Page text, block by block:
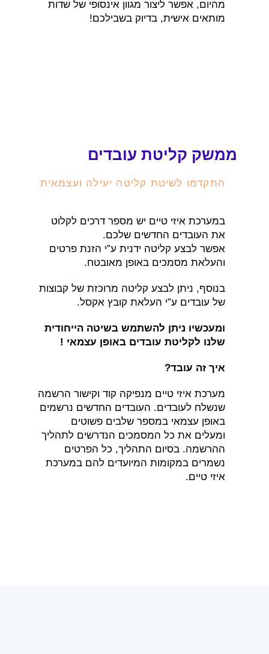
מהיום, אפשר ליצור מגוון אינסופי של שדות
מותאים אישית, בדיוק בשבילכם!
ממשק קליטת עובדים
התקדמו לשיטת קליטה יעילה ועצמאית
במערכת איזי טיים יש מספר דרכים לקלוט
את העובדים החדשים שלכם.
אפשר לבצע קליטה ידנית ע”י הזנת פרטים
והעלאת מסמכים באופן מאובטח.
בנוסף, ניתן לבצע קליטה מרוכזת של קבוצות
של עובדים ע”י העלאת קובץ אקסל.
ומעכשיו ניתן להשתמש בשיטה הייחודית
שלנו לקליטת עובדים באופן עצמאי !
איך זה עובד?
מערכת איזי טיים מנפיקה קוד וקישור הרשמה
שנשלח לעובדים. העובדים החדשים נרשמים
באופן עצמאי במספר שלבים פשוטים
ומעלים את כל המסמכים הנדרשים לתהליך
ההרשמה. בסיום התהליך, כל הפרטים
נשמרים במקומות המיועדים להם במערכת
איזי טיים.